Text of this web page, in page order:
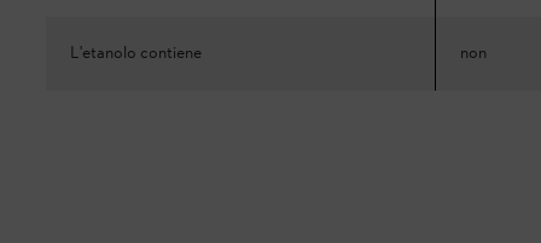
L'etanolo contiene non